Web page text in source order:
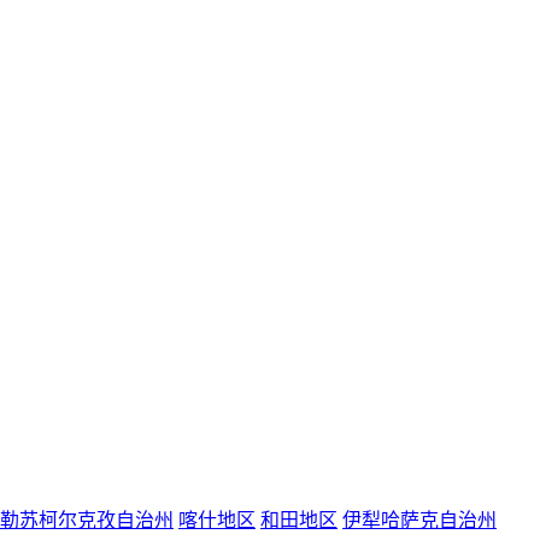
苏柯尔克孜自治州 喀什地区 和田地区 伊犁哈萨克自治州